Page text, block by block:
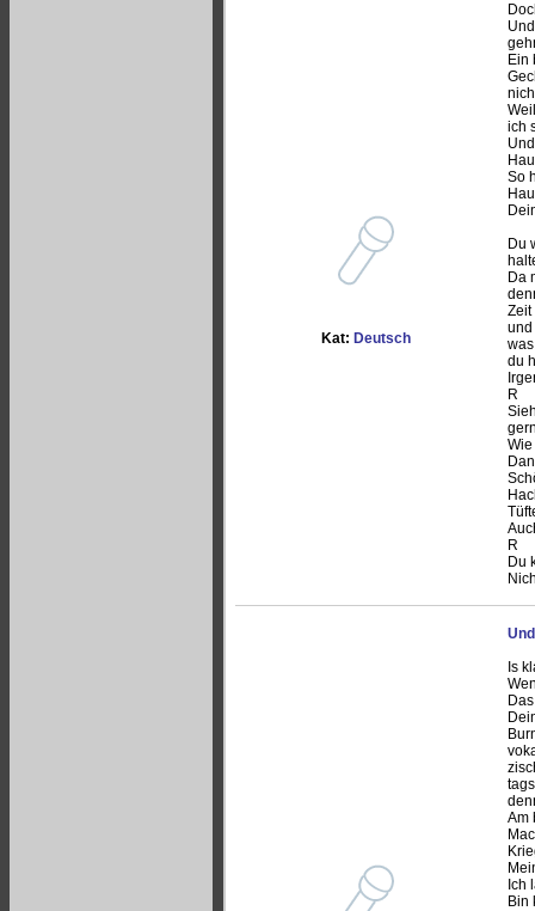
Kat: Deutsch
Ein
nich
ich
So
Du
Da
Zeit
und
du
R
R
Du
Is
Am
Ich
Bin